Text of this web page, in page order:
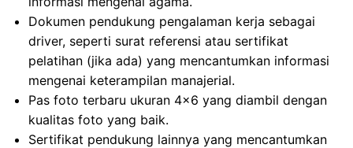
Dokumen pendukung pengalaman kerja sebagai
driver, seperti surat referensi atau sertifikat
pelatihan (jika ada) yang mencantumkan informasi
mengenai keterampilan manajerial.
Pas foto terbaru ukuran 4×6 yang diambil dengan
kualitas foto yang baik.
Sertifikat pendukung lainnya yang mencantumkan